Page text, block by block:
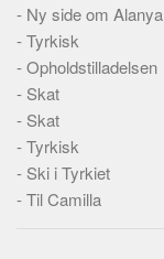
Skribenter
Personer
Steder
Kilder
Om
Webstedet
- Ny side om Alanya
-Tyrkisk
-Opholdstilladelsen
- Skat
- Skat
-Tyrkisk
- Ski i Tyrkiet
-Til Camilla